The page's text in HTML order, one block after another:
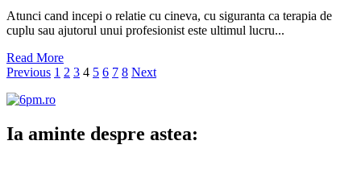
Atunci cand incepi o relatie cu cineva, cu siguranta ca terapia de
cuplu sau ajutorul unui profesionist este ultimul lucru...
Read More
Paginație
articole
Previous 1 2 3 4 5 6 7 8 Next
Ia aminte despre astea: